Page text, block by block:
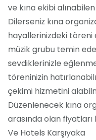
ve kına ekibi
Dilerseniz kına
hayallerinizdeki töreni
müzik grubu temin
sevdiklerinizle
töreninizin
çekimi hizmetini
Düzenlenecek kına
arasında olan fiyatları
Ve Hotels Karşıyaka